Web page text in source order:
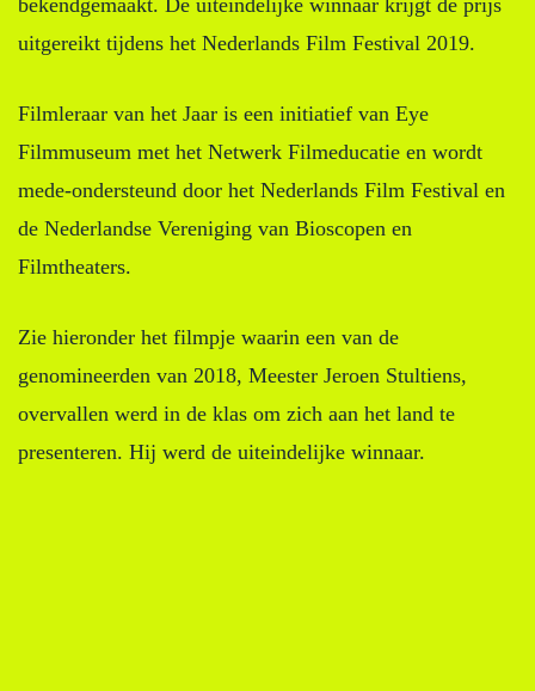
uitgereikt tijdens het Nederlands Film Festival 2019.
Filmleraar van het Jaar is een initiatief van Eye
Filmmuseum met het Netwerk Filmeducatie en wordt
mede-ondersteund door het Nederlands Film Festival en
de Nederlandse Vereniging van Bioscopen en
Filmtheaters.
Zie hieronder het filmpje waarin een van de
genomineerden van 2018, Meester Jeroen Stultiens,
overvallen werd in de klas om zich aan het land te
presenteren. Hij werd de uiteindelijke winnaar.